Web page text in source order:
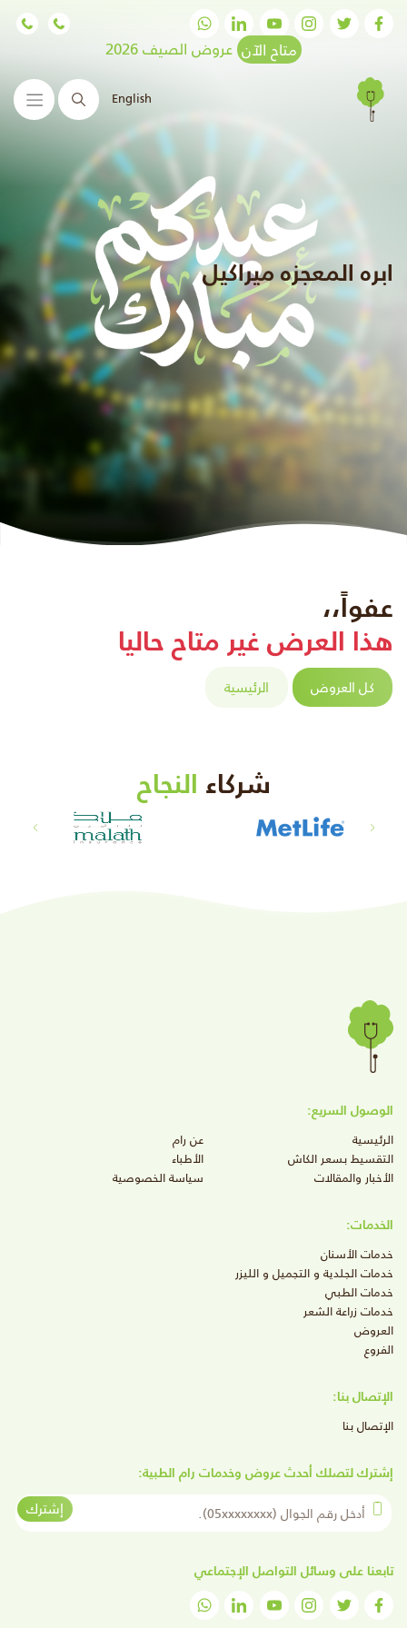
متاح الآن عروض الصيف 2026
English البحث
ابره المعجزه ميراكيل
عفواً،،
هذا العرض غير متاح حاليا
كل العروض الرئيسية
شركاء النجاح
الوصول السريع:
الرئيسية
عن رام
التقسيط بسعر الكاش
الأطباء
الأخبار والمقالات
سياسة الخصوصية
الخدمات:
خدمات الأسنان
خدمات الجلدية و التجميل و الليزر
خدمات الطبي
خدمات زراعة الشعر
العروض
الفروع
الإتصال بنا:
الإتصال بنا
إشترك لتصلك أحدث عروض وخدمات رام الطبية:
أدخل رقم الجوال
إشترك
تابعنا على وسائل التواصل الإجتماعي